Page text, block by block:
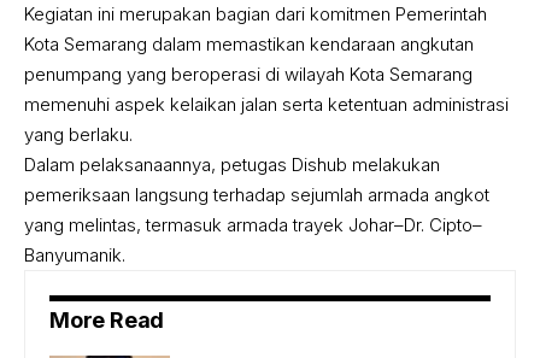
Kegiatan ini merupakan bagian dari komitmen Pemerintah
Kota Semarang dalam memastikan kendaraan angkutan
penumpang yang beroperasi di wilayah Kota Semarang
memenuhi aspek kelaikan jalan serta ketentuan administrasi
yang berlaku.
Dalam pelaksanaannya, petugas Dishub melakukan
pemeriksaan langsung terhadap sejumlah armada angkot
yang melintas, termasuk armada trayek Johar–Dr. Cipto–
Banyumanik.
More Read